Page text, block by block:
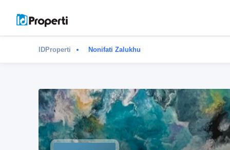
IDProperti Nonifati Zalukhu